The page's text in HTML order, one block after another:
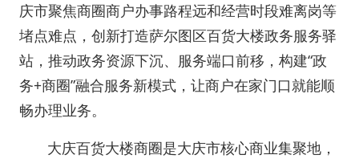
庆市聚焦商圈商户办事路程远和经营时段难离岗等
堵点难点，创新打造萨尔图区百货大楼政务服务驿
站，推动政务资源下沉、服务端口前移，构建“政
务+商圈”融合服务新模式，让商户在家门口就能顺
畅办理业务。
大庆百货大楼商圈是大庆市核心商业集聚地，